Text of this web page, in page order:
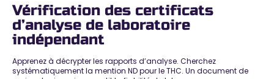
Vérification des certificats
d’analyse de laboratoire
indépendant
Apprenez à décrypter les rapports d’analyse. Cherchez
systématiquement la mention ND pour le THC. Un document de